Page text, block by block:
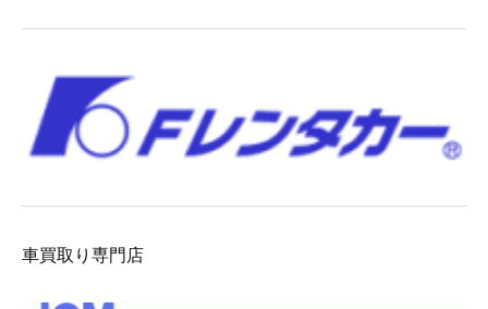
車買取り専門店